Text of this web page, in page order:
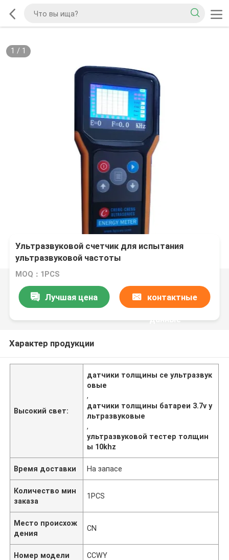
1 / 1
Ультразвуковой счетчик для испытания
ультразвуковой частоты
MOQ：1PCS
Лучшая цена контактные
данные
Характер продукции
Высокий свет:
датчики толщины ce ультразвук
овые
,
датчики толщины батареи 3.7v у
льтразвуковые
,
ультразвуковой тестер толщин
ы 10khz
Время доставки На запасе
Количество мин
заказа
1PCS
Место происхож
дения
CN
Номер модели CCWY